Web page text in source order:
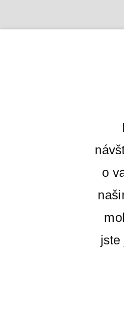
o
jste